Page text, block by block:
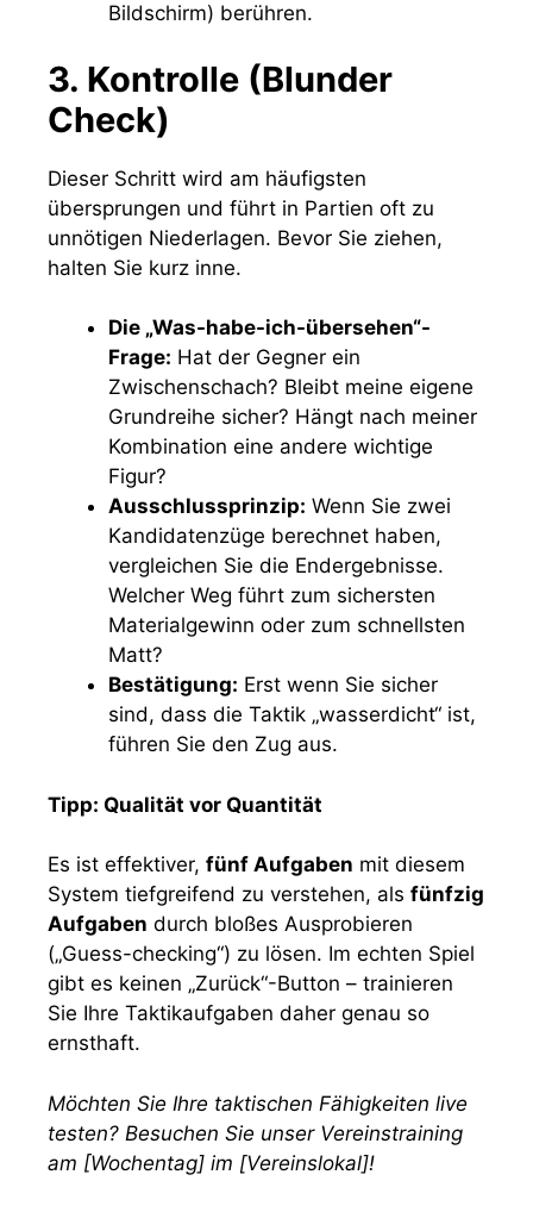
Bildschirm) berühren.
3. Kontrolle (Blunder
Check)
Dieser Schritt wird am häufigsten
übersprungen und führt in Partien oft zu
unnötigen Niederlagen. Bevor Sie ziehen,
halten Sie kurz inne.
Die „Was-habe-ich-übersehen“-
Frage: Hat der Gegner ein
Zwischenschach? Bleibt meine eigene
Grundreihe sicher? Hängt nach meiner
Kombination eine andere wichtige
Figur?
Ausschlussprinzip: Wenn Sie zwei
Kandidatenzüge berechnet haben,
vergleichen Sie die Endergebnisse.
Welcher Weg führt zum sichersten
Materialgewinn oder zum schnellsten
Matt?
Bestätigung: Erst wenn Sie sicher
sind, dass die Taktik „wasserdicht“ ist,
führen Sie den Zug aus.
Tipp: Qualität vor Quantität
Es ist effektiver, fünf Aufgaben mit diesem
System tiefgreifend zu verstehen, als fünfzig
Aufgaben durch bloßes Ausprobieren
(„Guess-checking“) zu lösen. Im echten Spiel
gibt es keinen „Zurück“-Button – trainieren
Sie Ihre Taktikaufgaben daher genau so
ernsthaft.
Möchten Sie Ihre taktischen Fähigkeiten live
testen? Besuchen Sie unser Vereinstraining
am [Wochentag] im [Vereinslokal]!